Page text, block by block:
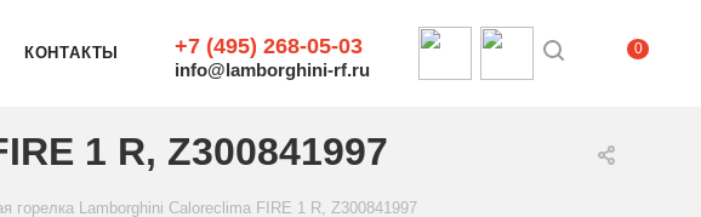
КОНТАКТЫ +7 (495) 268-05-03
info@lamborghini-rf.ru
0
1 R, Z300841997
горелка Lamborghini Caloreclima FIRE 1 R, Z300841997